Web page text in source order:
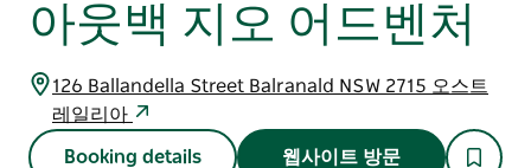
아웃백 지오 어드벤처
126 Ballandella Street Balranald NSW 2715 오스트
레일리아
Booking details 웹사이트 방문